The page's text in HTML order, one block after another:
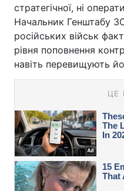
стратегічної, ні
Начальник Генштабу
російських військ
рівня поповнення
навіть перевищують